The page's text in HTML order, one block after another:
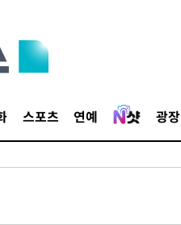
스포츠 연예 광장